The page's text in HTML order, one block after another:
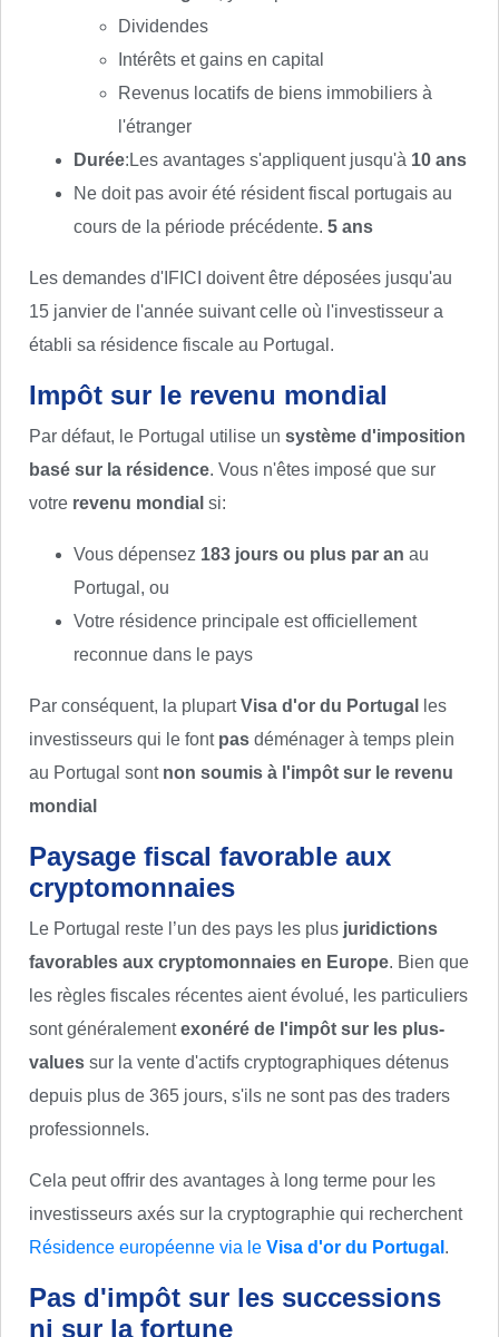
Dividendes
Intérêts et gains en capital
Revenus locatifs de biens immobiliers à
l'étranger
Durée:Les avantages s'appliquent jusqu'à 10 ans
Ne doit pas avoir été résident fiscal portugais au
cours de la période précédente. 5 ans
Les demandes d'IFICI doivent être déposées jusqu'au
15 janvier de l'année suivant celle où l'investisseur a
établi sa résidence fiscale au Portugal.
Impôt sur le revenu mondial
Par défaut, le Portugal utilise un système d'imposition
basé sur la résidence. Vous n'êtes imposé que sur
votre revenu mondial si:
Vous dépensez 183 jours ou plus par an au
Portugal, ou
Votre résidence principale est officiellement
reconnue dans le pays
Par conséquent, la plupartVisa d'or du Portugal
les
investisseurs qui le font pas déménager à temps plein
au Portugal sont non soumis à l'impôt sur le revenu
mondial
Paysage fiscal favorable aux
cryptomonnaies
Le Portugal reste l’un des pays les plus juridictions
favorables aux cryptomonnaies en Europe. Bien que
les règles fiscales récentes aient évolué, les particuliers
sont généralementexonéré de l'impôt sur les plus-
values sur la vente d'actifs cryptographiques détenus
depuis plus de 365 jours, s'ils ne sont pas des traders
professionnels.
Cela peut offrir des avantages à long terme pour les
investisseurs axés sur la cryptographie qui recherchent
Résidence européenne via le Visa d'or du Portugal .
Pas d'impôt sur les successions
ni sur la fortune